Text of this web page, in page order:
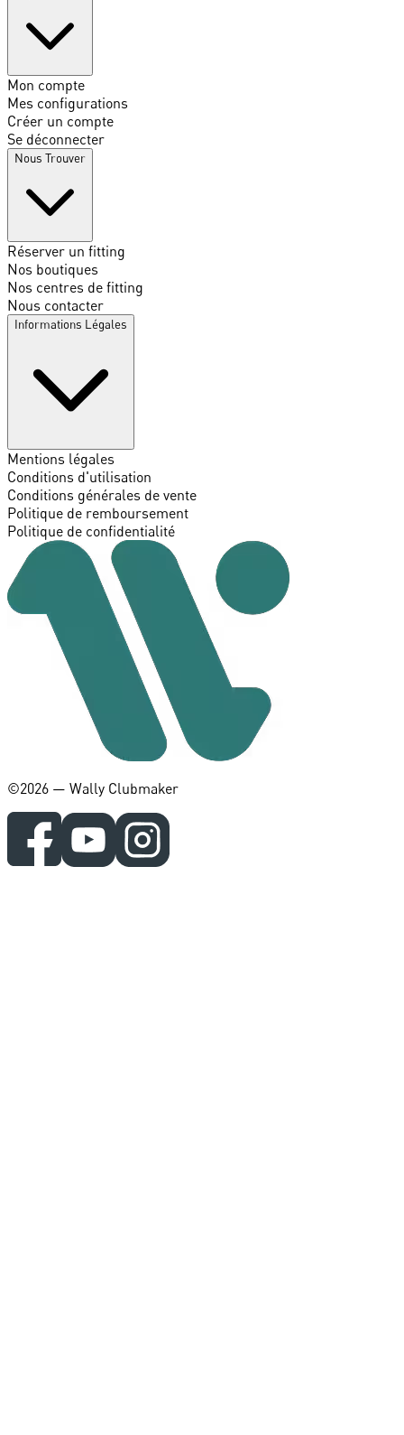
Mon compte
Mes configurations
Créer un compte
Se déconnecter
Nous Trouver
Réserver un fitting
Nos boutiques
Nos centres de fitting
Nous contacter
Informations Légales
Mentions légales
Conditions d'utilisation
Conditions générales de vente
Politique de remboursement
Politique de confidentialité
©️2026 — Wally Clubmaker